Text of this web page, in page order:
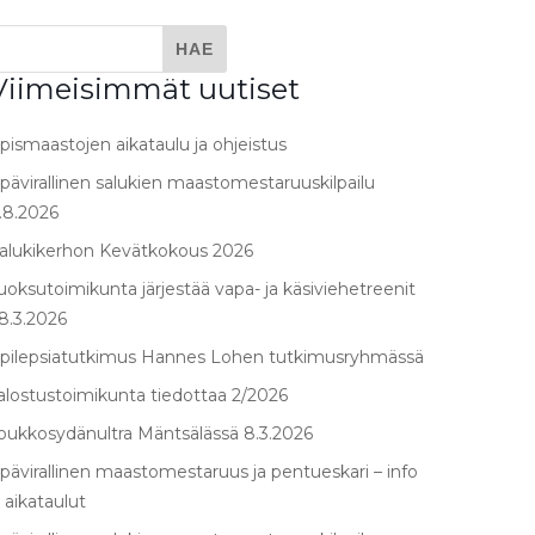
uutiset
aikataulu ja ohjeistus
salukien maastomestaruuskilpailu
Kevätkokous 2026
järjestää vapa- ja käsiviehetreenit
Hannes Lohen tutkimusryhmässä
tiedottaa 2/2026
Mäntsälässä 8.3.2026
maastomestaruus ja pentueskari – info
aikataulut